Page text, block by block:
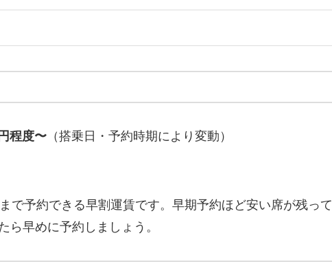
程度〜（搭乗日・予約時期により変動）
で予約できる早割運賃です。早期予約ほど安い席が残って
ら早めに予約しましょう。